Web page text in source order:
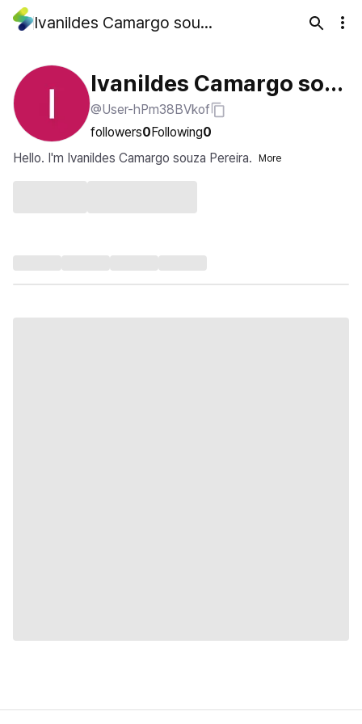
Ivanildes Camargo souza Pereira
Ivanildes Camargo sou
za Pereira
@User-hPm38BVkof
followers0Following0
Hello. I'm Ivanildes Camargo souza Pereira.
More